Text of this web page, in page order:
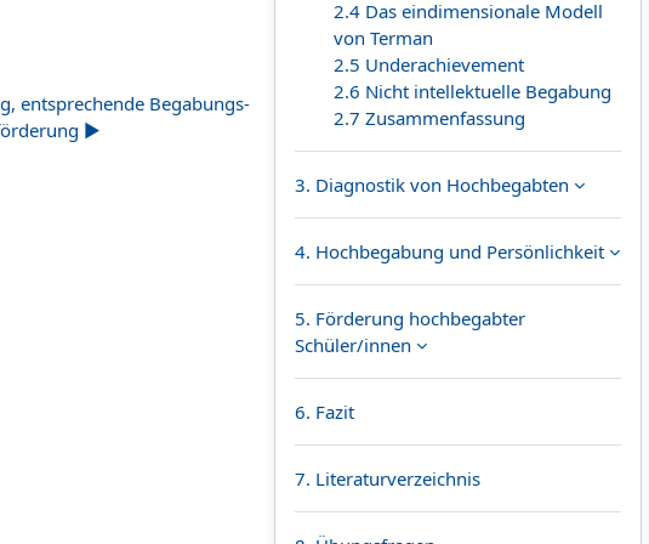
2.4 Das eindimensionale Modell
von Terman
2.5 Underachievement
2.6 Nicht intellektuelle Begabung
2.7 Zusammenfassung
3. Diagnostik von Hochbegabten
4. Hochbegabung und Persönlichkeit
5. Förderung hochbegabter
Schüler/innen
6. Fazit
7. Literaturverzeichnis
entsprechende Begabungs-
▶︎